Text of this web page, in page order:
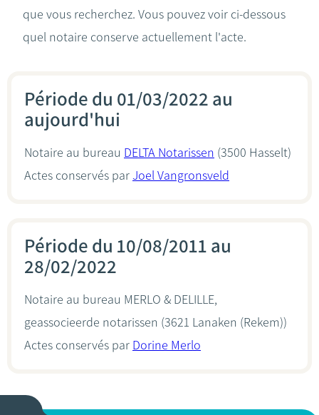
Le notaire
que vous recherchez. Vous pouvez voir ci-dessous
quel notaire conserve actuellement l'acte.
Période du 01/03/2022 au
aujourd'hui
Notaire au bureau DELTA Notarissen (3500 Hasselt)
Actes conservés par Joel Vangronsveld
Période du 10/08/2011 au
28/02/2022
Notaire au bureau MERLO & DELILLE,
geassocieerde notarissen (3621 Lanaken (Rekem))
Actes conservés par Dorine Merlo